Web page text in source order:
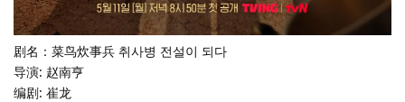
剧名：菜鸟炊事兵 취사병 전설이 되다
导演: 赵南亨
编剧: 崔龙